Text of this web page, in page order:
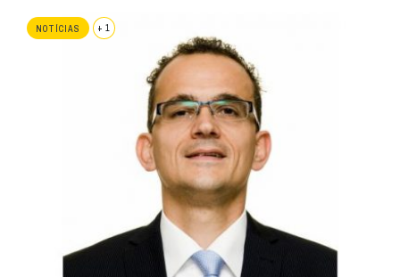
NOTÍCIAS + 1